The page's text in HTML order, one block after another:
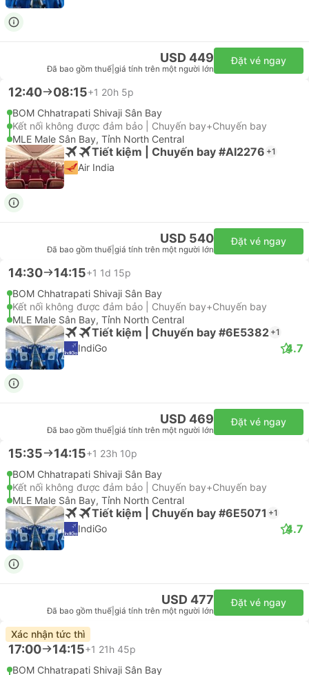
USD 449
Đã bao gồm thuế giá tính trên một người lớn
Đặt vé ngay
12:40 08:15+1 20h 5p
BOM Chhatrapati Shivaji Sân Bay
Kết nối không được đảm bảo | Chuyến bay+Chuyến bay
MLE Male Sân Bay, Tỉnh North Central
Tiết kiệm | Chuyến bay #AI2276 +1
Air India
USD 540
Đã bao gồm thuế giá tính trên một người lớn
Đặt vé ngay
14:30 14:15+1 1d 15p
BOM Chhatrapati Shivaji Sân Bay
Kết nối không được đảm bảo | Chuyến bay+Chuyến bay
MLE Male Sân Bay, Tỉnh North Central
Tiết kiệm | Chuyến bay #6E5382 +1
IndiGo 4.7
USD 469
Đã bao gồm thuế giá tính trên một người lớn
Đặt vé ngay
15:35 14:15+1 23h 10p
BOM Chhatrapati Shivaji Sân Bay
Kết nối không được đảm bảo | Chuyến bay+Chuyến bay
MLE Male Sân Bay, Tỉnh North Central
Tiết kiệm | Chuyến bay #6E5071 +1
IndiGo 4.7
USD 477
Đã bao gồm thuế giá tính trên một người lớn
Đặt vé ngay
Xác nhận tức thì
17:00 14:15+1 21h 45p
BOM Chhatrapati Shivaji Sân Bay